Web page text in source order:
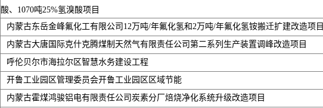
酸、1070吨25%氢溴酸项目
内蒙古东岳金峰氟化工有限公司12万吨/年氟化氢和2万吨/年氟化氢铵搬迁扩建改造项目
内蒙古大唐国际克什克腾煤制天然气有限责任公司第二系列生产装置调峰改造项目
呼伦贝尔市海拉尔区智慧水务建设工程
开鲁工业园区管理委员会开鲁工业园区区域节能
内蒙古霍煤鸿骏铝电有限责任公司炭素分厂焙烧净化系统升级改造项目